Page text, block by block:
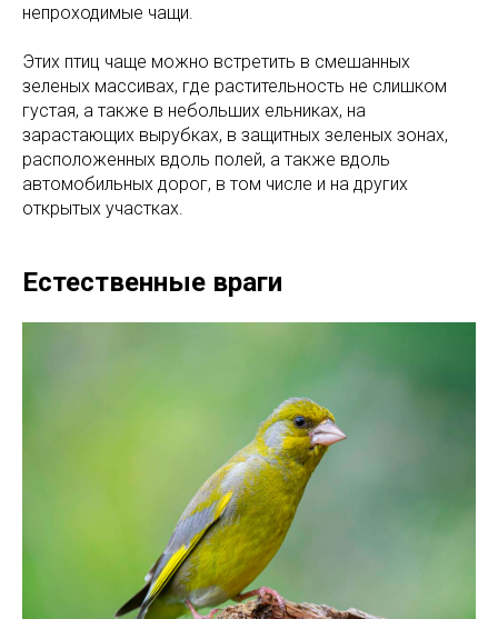
непроходимые чащи.
Этих птиц чаще можно встретить в смешанных
зеленых массивах, где растительность не слишком
густая, а также в небольших ельниках, на
зарастающих вырубках, в защитных зеленых зонах,
расположенных вдоль полей, а также вдоль
автомобильных дорог, в том числе и на других
открытых участках.
Естественные враги